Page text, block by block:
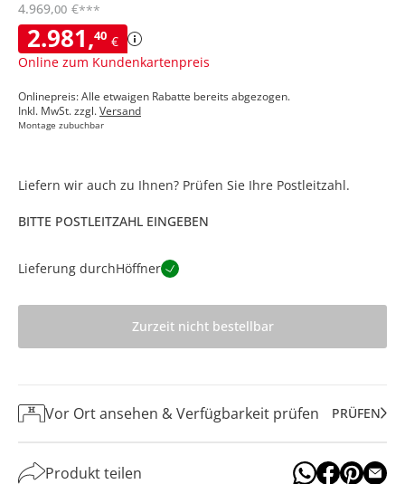
2.981,40 €
Online zum Kundenkartenpreis
4.969,00 €***
Onlinepreis: Alle etwaigen Rabatte bereits abgezogen.
Inkl. MwSt. zzgl.Versand
Montage zubuchbar
Liefern wir auch zu Ihnen? Prüfen Sie Ihre Postleitzahl.
BITTE POSTLEITZAHL EINGEBEN
Lieferung durchHöffner
Zurzeit nicht bestellbar
Vor Ort ansehen & Verfügbarkeit prüfen PRÜFEN
Produkt teilen